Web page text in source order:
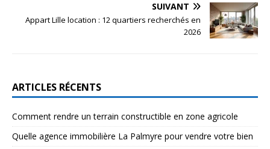
SUIVANT
Appart Lille location : 12 quartiers recherchés en
2026
ARTICLES RÉCENTS
Comment rendre un terrain constructible en zone agricole
Quelle agence immobilière La Palmyre pour vendre votre bien